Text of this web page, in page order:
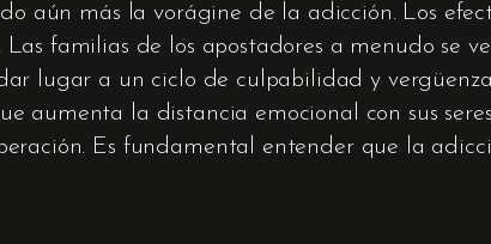
aún más la vorágine de la adicción. Los
familias de los apostadores a menudo se
lugar a un ciclo de culpabilidad y
aumenta la distancia emocional con sus
Es fundamental entender que la